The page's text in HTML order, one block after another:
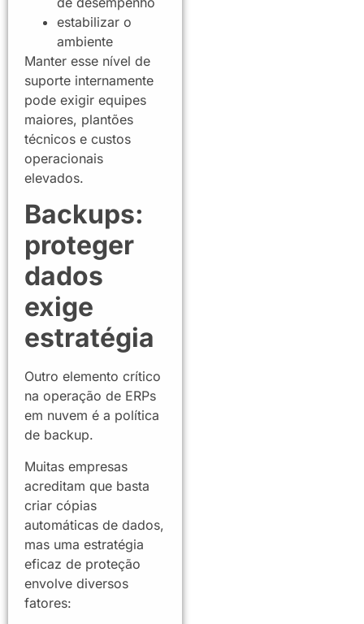
estabilizar o
ambiente
Manter esse nível de
suporte internamente
pode exigir equipes
maiores, plantões
técnicos e custos
operacionais
elevados.
Backups:
proteger
dados
exige
estratégia
Outro elemento crítico
na operação de ERPs
em nuvem é a política
de backup.
Muitas empresas
acreditam que basta
criar cópias
automáticas de dados,
mas uma estratégia
eficaz de proteção
envolve diversos
fatores: